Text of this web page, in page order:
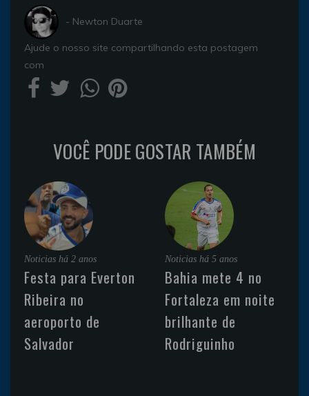
- Newton Duarte
Ajude o nosso site compartilhando esta postagem
com
VOCÊ PODE GOSTAR TAMBÉM
Noticias há 2 anos
Festa para Everton
Ribeira no
aeroporto de
Salvador
Noticias há 5 anos
Bahia mete 4 no
Fortaleza em noite
brilhante de
Rodriguinho